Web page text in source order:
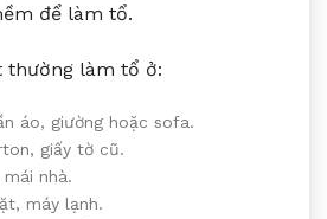
để làm tổ.
thường làm tổ ở:
áo, giường hoặc sofa.
giấy tờ cũ.
nhà.
máy lạnh.